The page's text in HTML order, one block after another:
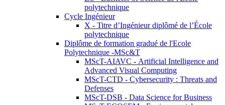
polytechnique
Cycle Ingénieur
X - Titre d’Ingénieur diplômé de l’École
polytechnique
Diplôme de formation gradué de l'Ecole
Polytechnique -MSc&T
MScT-AIAVC - Artificial Intelligence and
Advanced Visual Computing
MScT-CTD - Cybersecurity : Threats and
Defenses
MScT-DSB - Data Science for Business